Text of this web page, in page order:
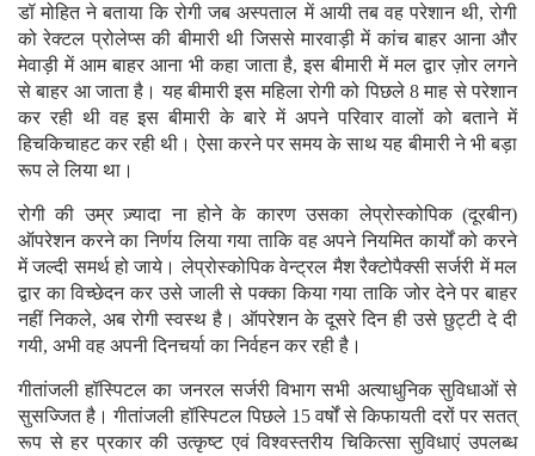
डॉ मोहित ने बताया कि रोगी जब अस्पताल में आयी तब वह परेशान थी, रोगी
को रेक्टल प्रोलेप्स की बीमारी थी जिससे मारवाड़ी में कांच बाहर आना और
मेवाड़ी में आम बाहर आना भी कहा जाता है, इस बीमारी में मल द्वार ज़ोर लगने
से बाहर आ जाता है। यह बीमारी इस महिला रोगी को पिछले 8 माह से परेशान
कर रही थी वह इस बीमारी के बारे में अपने परिवार वालों को बताने में
हिचकिचाहट कर रही थी। ऐसा करने पर समय के साथ यह बीमारी ने भी बड़ा
रूप ले लिया था।
रोगी की उम्र ज़्यादा ना होने के कारण उसका लेप्रोस्कोपिक (दूरबीन)
ऑपरेशन करने का निर्णय लिया गया ताकि वह अपने नियमित कार्यों को करने
में जल्दी समर्थ हो जाये। लेप्रोस्कोपिक वेन्ट्रल मैश रैक्टोपैक्सी सर्जरी में मल
द्वार का विच्छेदन कर उसे जाली से पक्का किया गया ताकि जोर देने पर बाहर
नहीं निकले, अब रोगी स्वस्थ है। ऑपरेशन के दूसरे दिन ही उसे छुट्टी दे दी
गयी, अभी वह अपनी दिनचर्या का निर्वहन कर रही है।
गीतांजली हॉस्पिटल का जनरल सर्जरी विभाग सभी अत्याधुनिक सुविधाओं से
सुसज्जित है। गीतांजली हॉस्पिटल पिछले 15 वर्षों से किफायती दरों पर सतत्
रूप से हर प्रकार की उत्कृष्ट एवं विश्वस्तरीय चिकित्सा सुविधाएं उपलब्ध